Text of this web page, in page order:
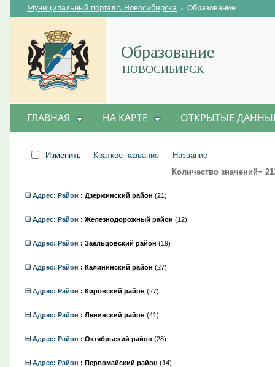
Образование
НОВОСИБИРСК
Муниципальный портал г. Новосибирска › Образование
ГЛАВНАЯ НА КАРТЕ ОТКРЫТЫЕ
Изменить Краткое название
Название
Количество значений=
Адрес: Район : Дзержинский район ‎(21)
Адрес: Район : Железнодорожный район ‎(12)
Адрес: Район : Заельцовский район ‎(19)
Адрес: Район : Калининский район ‎(27)
Адрес: Район : Кировский район ‎(27)
Адрес: Район : Ленинский район ‎(41)
Адрес: Район : Октябрьский район ‎(28)
Адрес: Район : Первомайский район ‎(14)